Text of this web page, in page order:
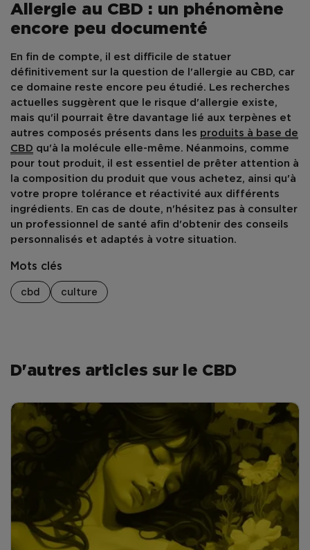
Mots clés
cbd culture
Allergie au CBD : un phénomène
encore peu documenté
En fin de compte, il est difficile de statuer
définitivement sur la question de l'allergie au CBD, car
ce domaine reste encore peu étudié. Les recherches
actuelles suggèrent que le risque d'allergie existe,
mais qu'il pourrait être davantage lié aux terpènes et
autres composés présents dans les produits à base de
CBD qu'à la molécule elle-même. Néanmoins, comme
pour tout produit, il est essentiel de prêter attention à
la composition du produit que vous achetez, ainsi qu'à
votre propre tolérance et réactivité aux différents
ingrédients. En cas de doute, n'hésitez pas à consulter
un professionnel de santé afin d'obtenir des conseils
personnalisés et adaptés à votre situation.
D'autres articles sur le CBD